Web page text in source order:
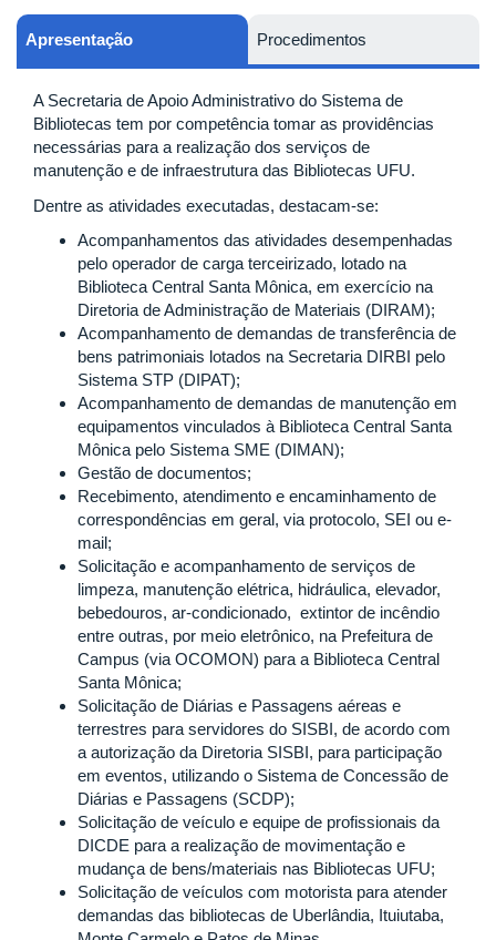
Apresentação
A Secretaria de Apoio Administrativo do Sistema de
Bibliotecas tem por competência tomar as providências
necessárias para a realização dos serviços de
manutenção e de infraestrutura das Bibliotecas UFU.
Dentre as atividades executadas, destacam-se:
Acompanhamentos das atividades desempenhadas
pelo operador de carga terceirizado, lotado na
Biblioteca Central Santa Mônica, em exercício na
Diretoria de Administração de Materiais (DIRAM);
Acompanhamento de demandas de transferência de
bens patrimoniais lotados na Secretaria DIRBI pelo
Sistema STP (DIPAT);
Acompanhamento de demandas de manutenção em
equipamentos vinculados à Biblioteca Central Santa
Mônica pelo Sistema SME (DIMAN);
Gestão de documentos;
Recebimento, atendimento e encaminhamento de
correspondências em geral, via protocolo, SEI ou e-
mail;
Solicitação e acompanhamento de serviços de
limpeza, manutenção elétrica, hidráulica, elevador,
bebedouros, ar-condicionado, extintor de incêndio
entre outras, por meio eletrônico, na Prefeitura de
Campus (via OCOMON) para a Biblioteca Central
Santa Mônica;
Solicitação de Diárias e Passagens aéreas e
terrestres para servidores do SISBI, de acordo com
a autorização da Diretoria SISBI, para participação
em eventos, utilizando o Sistema de Concessão de
Diárias e Passagens (SCDP);
Solicitação de veículo e equipe de profissionais da
DICDE para a realização de movimentação e
mudança de bens/materiais nas Bibliotecas UFU;
Solicitação de veículos com motorista para atender
demandas das bibliotecas de Uberlândia, Ituiutaba,
Procedimentos